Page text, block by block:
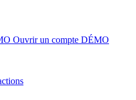
Ouvrir un compte DÉMO